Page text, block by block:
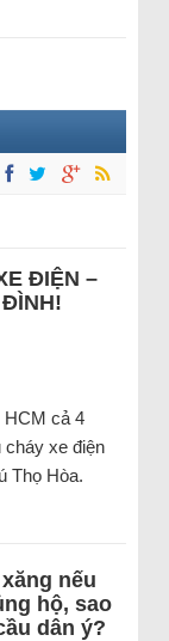
ĐIỆN –
HCM cả 4
cháy xe điện
Thọ Hòa.
nếu
hộ, sao
dân ý?